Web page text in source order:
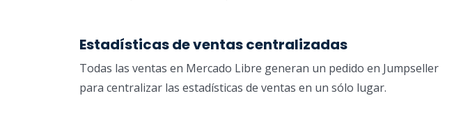
Estadísticas de ventas centralizadas
Todas las ventas en Mercado Libre generan un pedido en Jumpseller
para centralizar las estadísticas de ventas en un sólo lugar.